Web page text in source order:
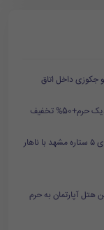
داخل اتاق
تخفیف
بهترین هتل پنج ستاره مشهد نزدیک حرم | لیست هتل های ۵ ستاره مشهد با ناهار
هتل آپارتمان به حرم